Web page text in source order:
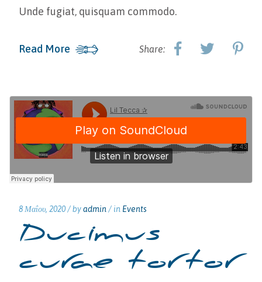
Unde fugiat, quisquam commodo.
Read More Share:
8 Μαΐου, 2020 /byadmin / in Events
Ducimus
curae tortor